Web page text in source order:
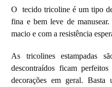
O tecido tricoline é um tipo
fina e bem leve de
macio e com a resistência
As tricolines estampadas
descontraídos ficam
decorações em geral.